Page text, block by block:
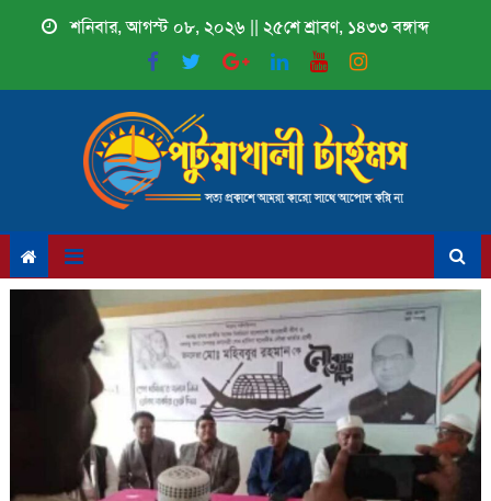
শনিবার, আগস্ট ০৮, ২০২৬ || ২৫শে শ্রাবণ, ১৪৩৩ বঙ্গাব্দ